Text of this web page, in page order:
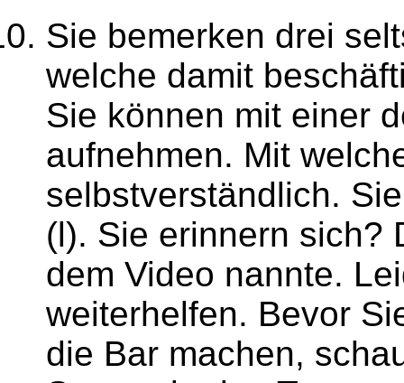
Sie bemerken drei
welche damit
Sie können mit einer
aufnehmen. Mit
selbstverständlich.
(l). Sie erinnern sich?
dem Video nannte.
weiterhelfen. Bevor
die Bar machen,